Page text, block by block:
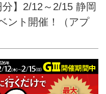
分】2/12～2/15 静岡
ント開催！（アプ